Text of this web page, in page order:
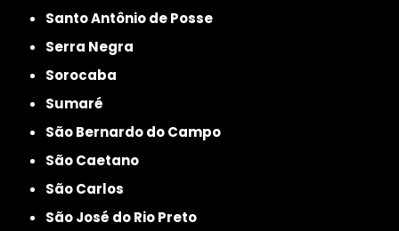
Santo Antônio de Posse
Serra Negra
Sorocaba
Sumaré
São Bernardo do Campo
São Caetano
São Carlos
São José do Rio Preto